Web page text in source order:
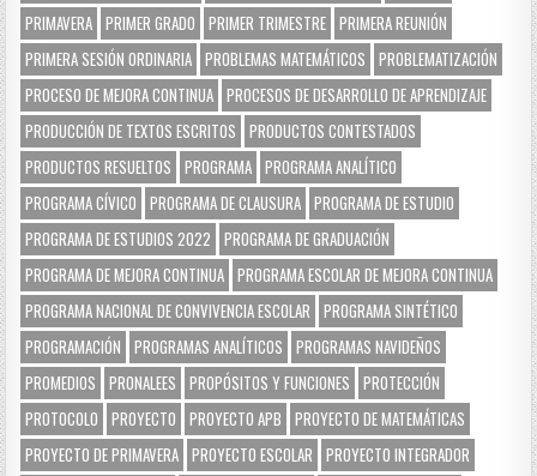
PRIMAVERA PRIMER GRADO PRIMER TRIMESTRE PRIMERA REUNIÓN
PRIMERA SESIÓN ORDINARIA PROBLEMAS MATEMÁTICOS
PROBLEMATIZACIÓN
PROCESO DE MEJORA CONTINUA PROCESOS DE DESARROLLO DE APRENDIZAJE
PRODUCCIÓN DE TEXTOS ESCRITOS
PRODUCTOS CONTESTADOS
PRODUCTOS RESUELTOS
PROGRAMA PROGRAMA ANALÍTICO
PROGRAMA CÍVICO
PROGRAMA DE CLAUSURA PROGRAMA DE ESTUDIO
PROGRAMA DE ESTUDIOS 2022
PROGRAMA DE GRADUACIÓN
PROGRAMA DE MEJORA CONTINUA PROGRAMA ESCOLAR DE MEJORA CONTINUA
PROGRAMA NACIONAL DE CONVIVENCIA ESCOLAR
PROGRAMA SINTÉTICO
PROGRAMACIÓN
PROGRAMAS ANALÍTICOS
PROGRAMAS NAVIDEÑOS
PROMEDIOS
PRONALEES PROPÓSITOS Y FUNCIONES
PROTECCIÓN
PROTOCOLO
PROYECTO PROYECTO APB
PROYECTO DE MATEMÁTICAS
PROYECTO DE PRIMAVERA PROYECTO ESCOLAR
PROYECTO INTEGRADOR